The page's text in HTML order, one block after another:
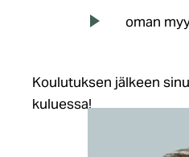
oman
Koulutuksen jälkeen
kuluessa!